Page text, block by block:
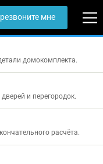
мне
домокомплекта.
и перегородок.
расчёта.